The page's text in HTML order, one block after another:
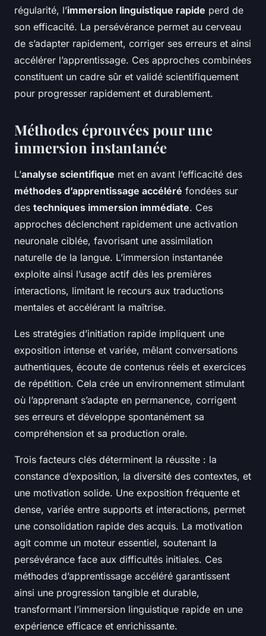
régularité, l’immersion linguistique rapide perd de
son efficacité. La persévérance permet au cerveau
de s’adapter rapidement, corriger ses erreurs et ainsi
accélérer l’apprentissage. Ces approches combinées
constituent un cadre sûr et validé scientifiquement
pour progresser rapidement et durablement.
Méthodes éprouvées pour une
immersion instantanée
L’analyse scientifique met en avant l’efficacité des
méthodes d’apprentissage accéléré fondées sur
des techniques immersion immédiate. Ces
approches déclenchent rapidement une activation
neuronale ciblée, favorisant une assimilation
naturelle de la langue. L’immersion instantanée
exploite ainsi l’usage actif dès les premières
interactions, limitant le recours aux traductions
mentales et accélérant la maîtrise.
Les stratégies d’initiation rapide impliquent une
exposition intense et variée, mêlant conversations
authentiques, écoute de contenus réels et exercices
de répétition. Cela crée un environnement stimulant
où l’apprenant s’adapte en permanence, corrigent
ses erreurs et développe spontanément sa
compréhension et sa production orale.
Trois facteurs clés déterminent la réussite : la
constance d’exposition, la diversité des contextes, et
une motivation solide. Une exposition fréquente et
dense, variée entre supports et interactions, permet
une consolidation rapide des acquis. La motivation
agit comme un moteur essentiel, soutenant la
persévérance face aux difficultés initiales. Ces
méthodes d’apprentissage accéléré garantissent
ainsi une progression tangible et durable,
transformant l’immersion linguistique rapide en une
expérience efficace et enrichissante.